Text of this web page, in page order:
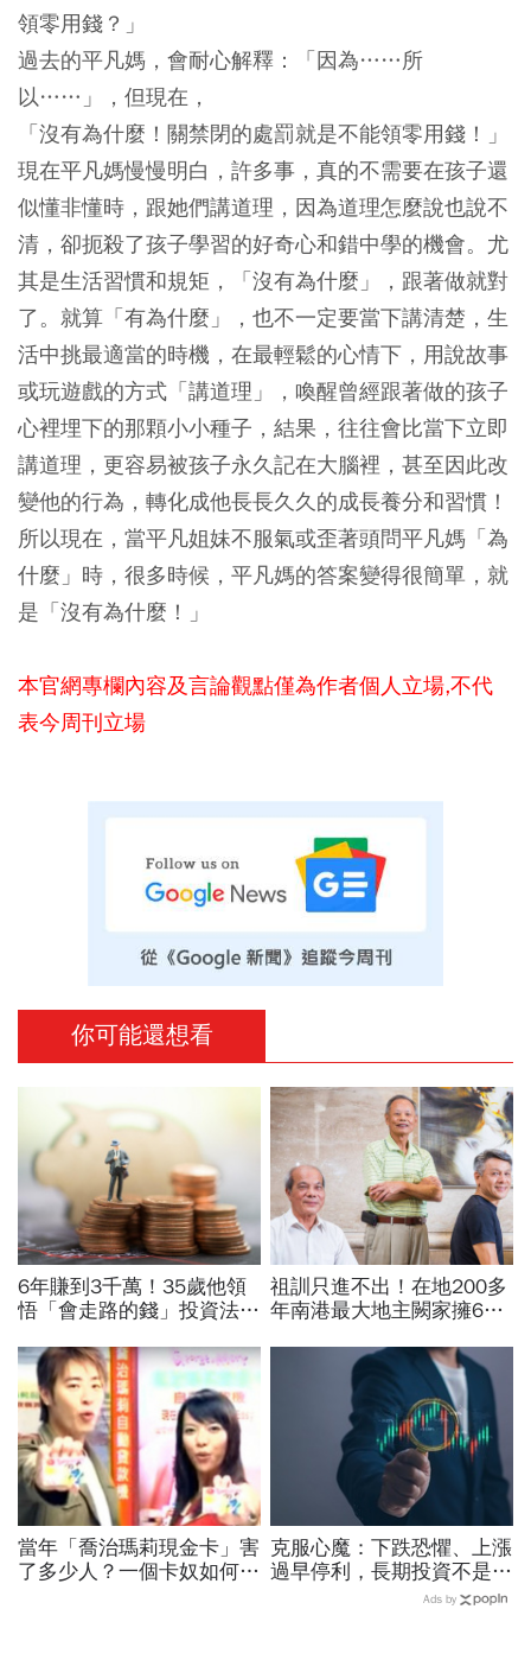
領零用錢？」
過去的平凡媽，會耐心解釋：「因為……所
以……」，但現在，
「沒有為什麼！關禁閉的處罰就是不能領零用錢！」
現在平凡媽慢慢明白，許多事，真的不需要在孩子還
似懂非懂時，跟她們講道理，因為道理怎麼說也說不
清，卻扼殺了孩子學習的好奇心和錯中學的機會。尤
其是生活習慣和規矩，「沒有為什麼」，跟著做就對
了。就算「有為什麼」，也不一定要當下講清楚，生
活中挑最適當的時機，在最輕鬆的心情下，用說故事
或玩遊戲的方式「講道理」，喚醒曾經跟著做的孩子
心裡埋下的那顆小小種子，結果，往往會比當下立即
講道理，更容易被孩子永久記在大腦裡，甚至因此改
變他的行為，轉化成他長長久久的成長養分和習慣！
所以現在，當平凡姐妹不服氣或歪著頭問平凡媽「為
什麼」時，很多時候，平凡媽的答案變得很簡單，就
是「沒有為什麼！」
本官網專欄內容及言論觀點僅為作者個人立場,不代
表今周刊立場
你可能還想看
6年賺到3千萬！35歲他領
悟「會走路的錢」投資法：
的有錢人
祖訓只進不出！在地200多
年南港最大地主闕家擁6萬
當年「喬治瑪莉現金卡」害
了多少人？一個卡奴如何把
克服心魔：下跌恐懼、上漲
過早停利，長期投資不是每
天看股價，而是定期看生意
Ads by